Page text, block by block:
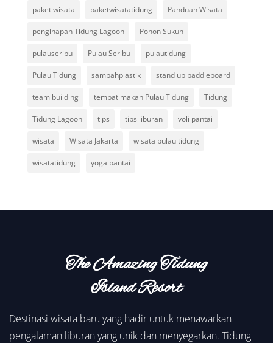
paket wisata paketwisatatidung Panduan Wisata
penginapan Tidung Lagoon Pohon Sukun
pulauseribu Pulau Seribu pulautidung
Pulau Tidung sampahplastik stand up paddleboard
team building tempat makan Pulau Tidung Tidung
Tidung Lagoon tips tips liburan voli pantai
wisata Wisata Jakarta wisata pulau tidung
wisatatidung yoga pantai
The Amazing Tidung
Island Resort
Destinasi wisata baru yang hadir untuk menawarkan
pengalaman liburan yang unik dan menyegarkan. Tidung